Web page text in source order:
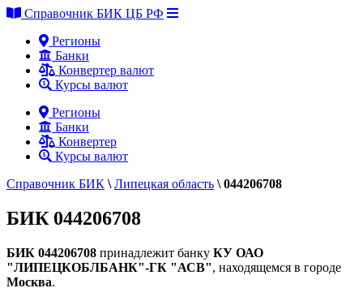
Справочник БИК ЦБ РФ
Регионы
Банки
Конвертер валют
Курсы валют
Регионы
Банки
Конвертер
Курсы валют
Справочник БИК \ Липецкая область \ 044206708
БИК 044206708
БИК 044206708 принадлежит банку КУ ОАО
"ЛИПЕЦКОБЛБАНК"-ГК "АСВ", находящемся в городе
Москва.